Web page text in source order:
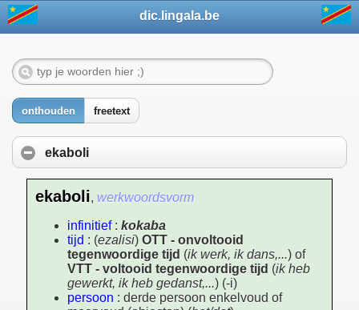
dic.lingala.be
onthouden freetext
ekaboli
ekaboli, werkwoordsvorm
infinitief: kokaba
tijd : (ezalisi) OTT - onvoltooid
tegenwoordige tijd (ik werk, ik dans,...) of
VTT - voltooid tegenwoordige tijd (ik heb
gewerkt, ik heb gedanst,...) (-i)
persoon : derde persoon enkelvoud of